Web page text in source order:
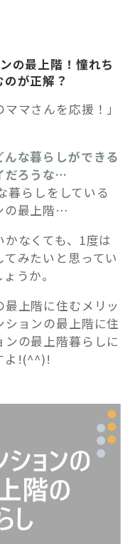
み替え相談
の最上階！憧れち
が正解？
マさんを応援！」
んな暮らしができる
だろうな…
暮らしをしている
の最上階…
なくても、1度は
みたいと思ってい
うか。
上階に住むメリッ
ションの最上階に住
の最上階暮らしに
よ!(^^)!